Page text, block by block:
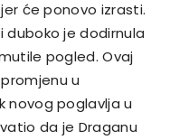
će ponovo izrasti.
je dodirnula
pogled. Ovaj
u
novog poglavlja u
da je Draganu